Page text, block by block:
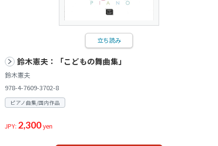
立ち読み
鈴木憲夫：「こどもの舞曲集」
鈴木憲夫
978-4-7609-3702-8
ピアノ曲集/国内作品
JPY: 2,300yen